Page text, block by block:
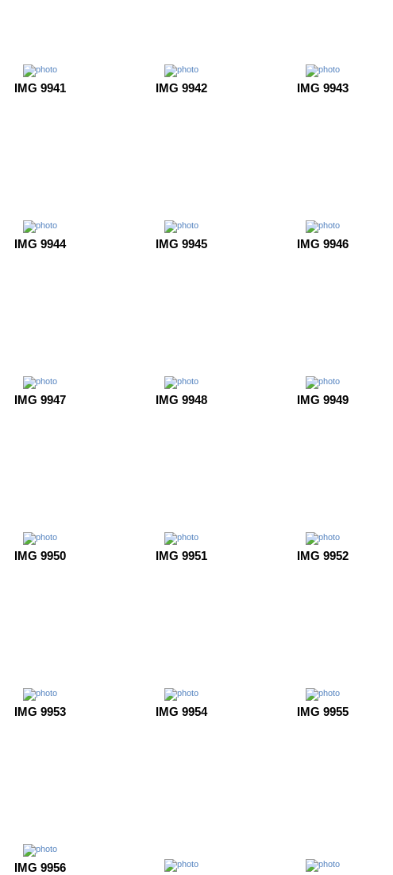
IMG 9941 IMG 9942 IMG 9943
IMG 9944 IMG 9945 IMG 9946
IMG 9947 IMG 9948 IMG 9949
IMG 9950 IMG 9951 IMG 9952
IMG 9953 IMG 9954 IMG 9955
IMG 9956